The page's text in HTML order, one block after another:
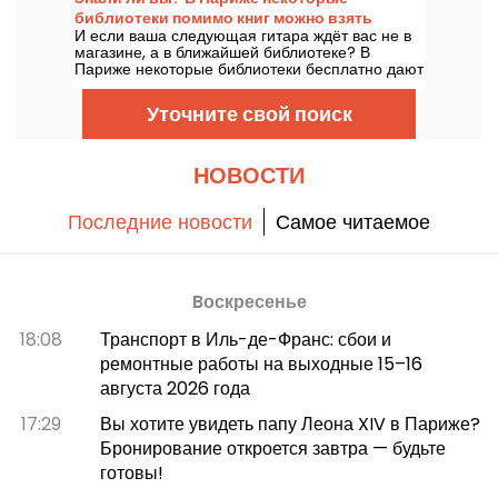
бистрономические блюда и коктейль-бар.
библиотеки помимо книг можно взять
напрокат музыкальные инструменты.
И если ваша следующая гитара ждёт вас не в
магазине, а в ближайшей библиотеке? В
Париже некоторые библиотеки бесплатно дают
напрокат музыкальные инструменты, чтобы
открыть для себя музыку, вернуться к ней или
просто осмелиться попробовать.
Уточните свой поиск
НОВОСТИ
Последние новости Самое читаемое
Bоскресенье
18:08
Транспорт в Иль-де-Франс: сбои и
ремонтные работы на выходные 15–16
августа 2026 года
17:29
Вы хотите увидеть папу Леона XIV в Париже?
Бронирование откроется завтра — будьте
готовы!